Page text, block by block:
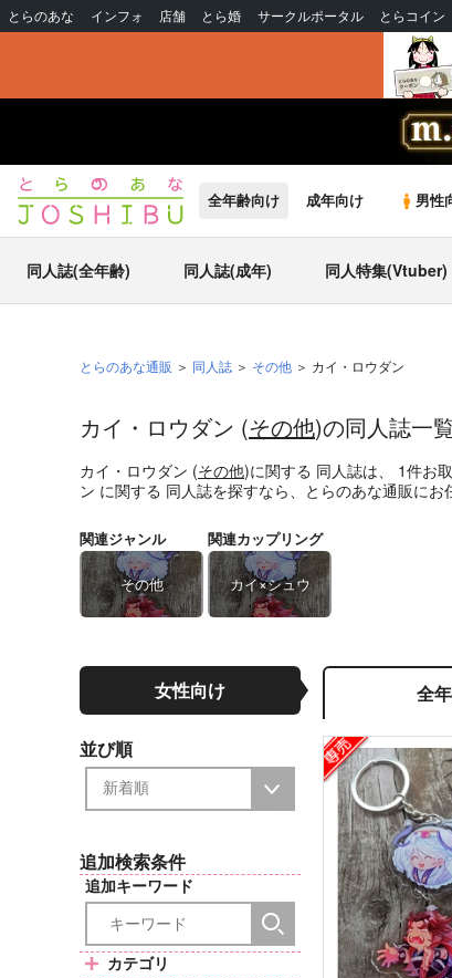
とらのあな インフォ 店舗 とら婚 サークルポータル とらコイン
全年齢向け 成年向け 男性
同人誌(全年齢) 同人誌(成年) 同人特集(Vtuber)
とらのあな通販 同人誌 その他 カイ・ロウダン
カイ・ロウダン (その他)の同人誌一
カイ・ロウダン (その他)に関する 同人誌は、 1件お
ン に関する 同人誌を探すなら、とらのあな通販にお
関連ジャンル
その他
関連カップリング
カイ×シュウ
女性向け
並び順
追加検索条件
追加キーワード
カテゴリ
全